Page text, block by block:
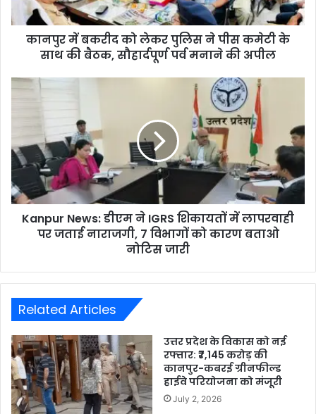
कानपुर में बकरीद को लेकर पुलिस ने पीस कमेटी के
साथ की बैठक, सौहार्दपूर्ण पर्व मनाने की अपील
Kanpur News: डीएम ने IGRS शिकायतों में लापरवाही
पर जताई नाराजगी, 7 विभागों को कारण बताओ
नोटिस जारी
Related Articles
उत्तर प्रदेश के विकास को नई
रफ्तार: ₹7,145 करोड़ की
कानपुर-कबरई ग्रीनफील्ड
हाईवे परियोजना को मंजूरी
July 2, 2026